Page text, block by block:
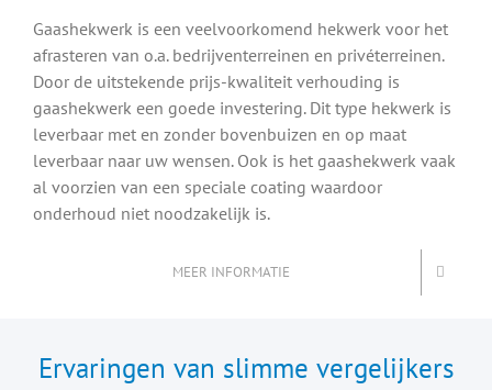
Gaashekwerk is een veelvoorkomend hekwerk voor het
afrasteren van o.a. bedrijventerreinen en privéterreinen.
Door de uitstekende prijs-kwaliteit verhouding is
gaashekwerk een goede investering. Dit type hekwerk is
leverbaar met en zonder bovenbuizen en op maat
leverbaar naar uw wensen. Ook is het gaashekwerk vaak
al voorzien van een speciale coating waardoor
onderhoud niet noodzakelijk is.
MEER INFORMATIE
Ervaringen van slimme vergelijkers